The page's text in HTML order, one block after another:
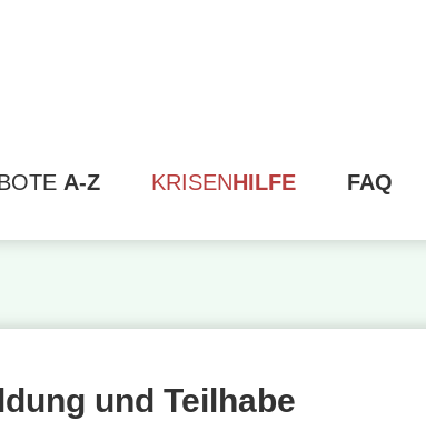
A-Z KRISENHILFE FAQ
und Teilhabe